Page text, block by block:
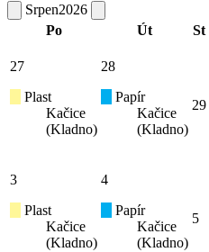
Srpen2026
Po
Út St
27
Plast
Kačice
(Kladno)
28
Papír
Kačice
(Kladno)
29
3
Plast
Kačice
(Kladno)
4
Papír
Kačice
(Kladno)
5